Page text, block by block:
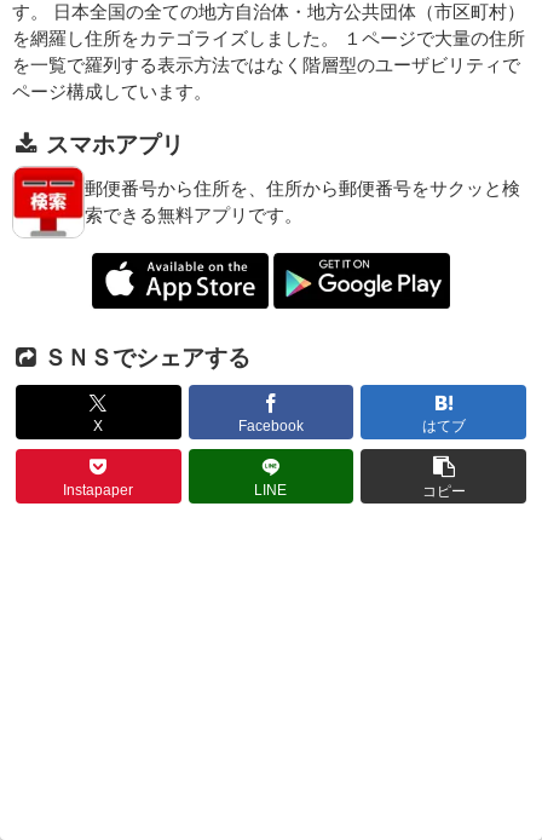
す。 日本全国の全ての地方自治体・地方公共団体（市区町村）
を網羅し住所をカテゴライズしました。 １ページで大量の住所
を一覧で羅列する表示方法ではなく階層型のユーザビリティで
ページ構成しています。
スマホアプリ
郵便番号から住所を、住所から郵便番号をサクッと検
索できる無料アプリです。
ＳＮＳでシェアする
X Facebook はてブ
Instapaper LINE コピー